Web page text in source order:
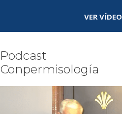
VER VÍDEO
Podcast
Conpermisología